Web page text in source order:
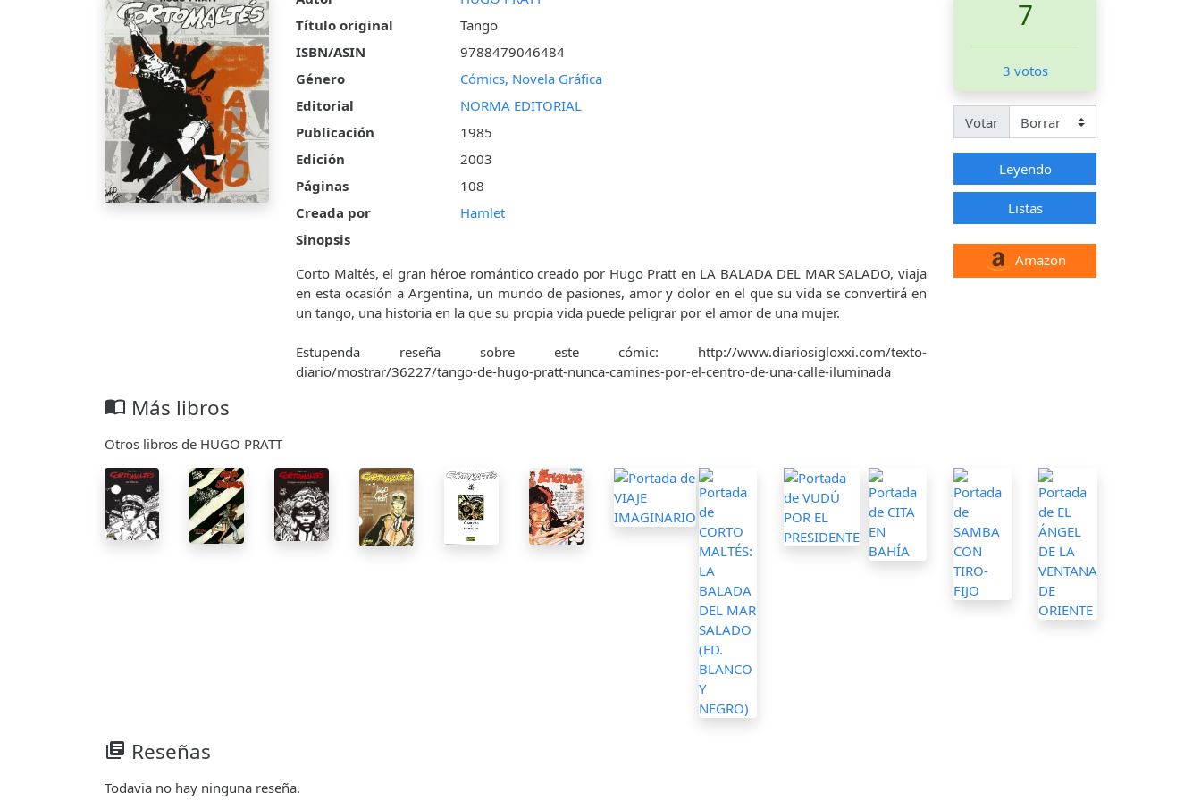
Título original
Tango
ISBN/ASIN
9788479046484
Género
Cómics, Novela Gráfica
Editorial
NORMA EDITORIAL
Publicación
1985
Edición
2003
Páginas
108
Creada por
Hamlet
Sinopsis
Corto Maltés, el gran héroe romántico creado por Hugo Pratt en LA BALADA DEL MAR SALADO, viaja
en esta ocasión a Argentina, un mundo de pasiones, amor y dolor en el que su vida se convertirá en
un tango, una historia en la que su propia vida puede peligrar por el amor de una mujer.
Estupenda reseña sobre este cómic: http://www.diariosigloxxi.com/texto-
diario/mostrar/36227/tango-de-hugo-pratt-nunca-camines-por-el-centro-de-una-calle-iluminada
7
3 votos
Votar
Leyendo
Listas
Amazon
import_contacts Más libros
Otros libros de HUGO PRATT
library_books Reseñas
Todavia no hay ninguna reseña.